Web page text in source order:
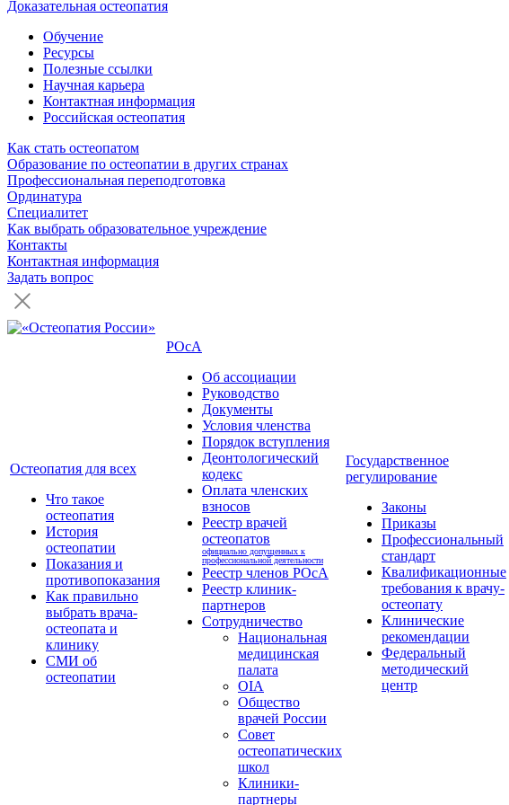
Доказательная остеопатия
Обучение
Ресурсы
Полезные ссылки
Научная карьера
Контактная информация
Российская остеопатия
Как стать остеопатом
Образование по остеопатии в других странах
Профессиональная переподготовка
Ординатура
Специалитет
Как выбрать образовательное учреждение
Контакты
Контактная информация
Задать вопрос
Остеопатия для всех
Что такое
остеопатия
История
остеопатии
Показания и
противопоказания
Как правильно
выбрать врача-
остеопата и
клинику
СМИ об
остеопатии
РОсА
Об ассоциации
Руководство
Документы
Условия членства
Порядок вступления
Деонтологический
кодекс
Оплата членских
взносов
Реестр врачей
остеопатов
официально допущенных к
профессиональной деятельности
Реестр членов РОсА
Реестр клиник-
партнеров
Сотрудничество
Национальная
медицинская
палата
OIA
Общество
врачей России
Совет
остеопатических
школ
Клиники-
партнеры
Государственное
регулирование
Законы
Приказы
Профессиональный
стандарт
Квалификационные
требования к врачу-
остеопату
Клинические
рекомендации
Федеральный
методический
центр